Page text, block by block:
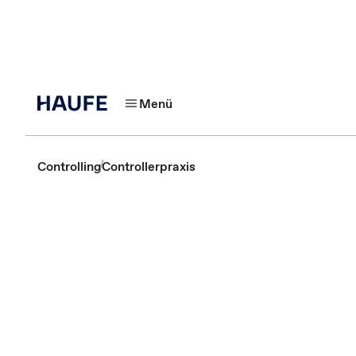
Menü
ControllingControllerpraxis